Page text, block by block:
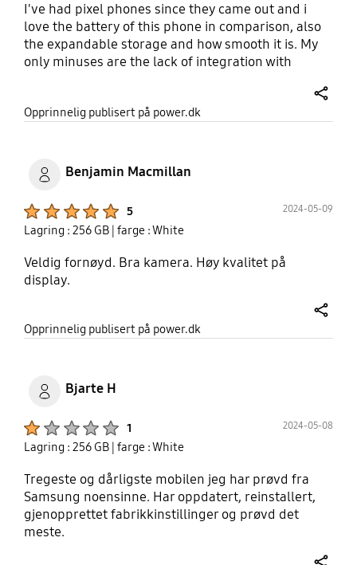
I've had pixel phones since they came out and i
love the battery of this phone in comparison, also
the expandable storage and how smooth it is. My
only minuses are the lack of integration with
more inaccurate and tunels seems like a gamble
since the signal just leave me hanging. Great
Opprinnelig publisert på power.dk
Benjamin Macmillan
5 2024-05-09
Lagring : 256 GB | farge : White
Veldig fornøyd. Bra kamera. Høy kvalitet på
display.
Opprinnelig publisert på power.dk
Bjarte H
1 2024-05-08
Lagring : 256 GB | farge : White
Tregeste og dårligste mobilen jeg har prøvd fra
Samsung noensinne. Har oppdatert, reinstallert,
gjenopprettet fabrikkinstillinger og prøvd det
meste.